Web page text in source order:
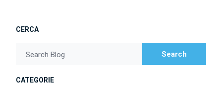
CERCA
Search Blog Search
CATEGORIE